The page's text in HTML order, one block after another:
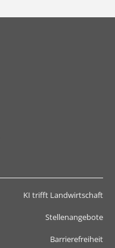
KI trifft Landwirtschaft
Stellenangebote
Barrierefreiheit